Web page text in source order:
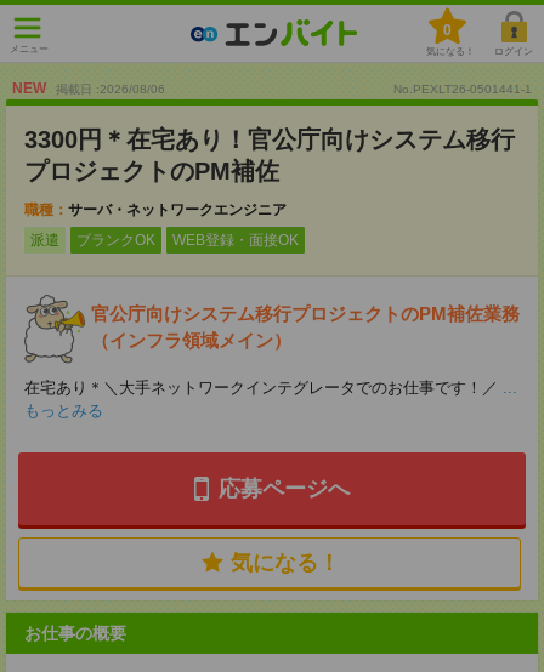
メニュー
0
気になる！ ログイン
NEW 掲載日 :2026/08/06 No.PEXLT26-0501441-1
3300円＊在宅あり！官公庁向けシステム移行
プロジェクトのPM補佐
職種： サーバ・ネットワークエンジニア
派遣
ブランクOK WEB登録・面接OK
官公庁向けシステム移行プロジェクトのPM補佐業務
（インフラ領域メイン）
在宅あり＊＼大手ネットワークインテグレータでのお仕事です！／ ...
もっとみる
応募ページへ
気になる！
お仕事の概要